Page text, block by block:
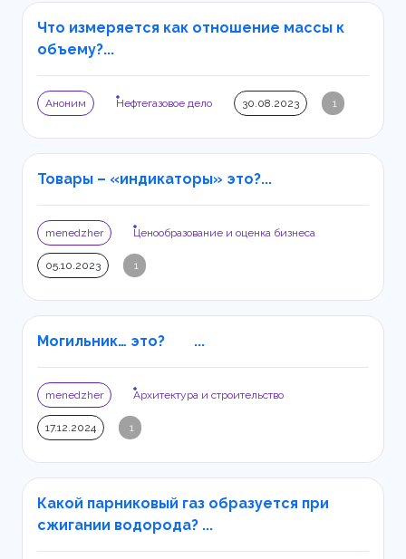
Что измеряется как отношение массы к
объему?...
Аноним Нефтегазовое дело 30.08.2023 1
Товары – «индикаторы» это?...
menedzher Ценообразование и оценка бизнеса
05.10.2023 1
Могильник… это? ...
menedzher Архитектура и строительство
17.12.2024 1
Какой парниковый газ образуется при
сжигании водорода? ...